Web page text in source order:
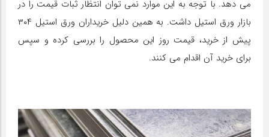
می دهد. با توجه به این موارد نمی توان انتظار ثبات قیمت را در
بازار ورق استیل داشت. به همین دلیل خریداران ورق استیل ۳۰۴
پیش از خرید، قیمت روز این محصول را بررسی کرده و سپس
برای خرید آن اقدام می‌ کنند.